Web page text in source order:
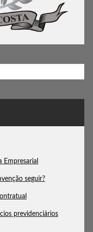
Empresarial
seguir?
previdenciários